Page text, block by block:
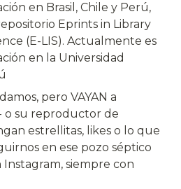
en Brasil, Chile y Perú,
Eprints in Library
(E-LIS). Actualmente es
en la Universidad
pero VAYAN a
o su reproductor de
estrellitas, likes o lo que
en ese pozo séptico
Instagram, siempre con